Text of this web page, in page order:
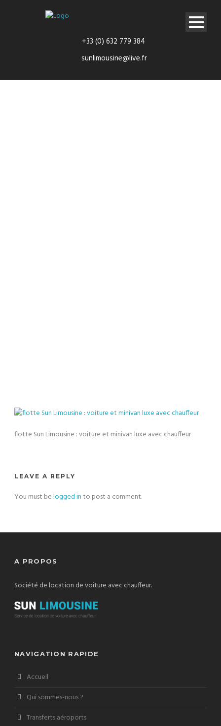
+33 (0) 632 779 384
sunlimousine@live.fr
flotte Sun Limousine : voiture et minivan luxe avec chauffeur
LEAVE A REPLY
You must belogged into post a comment.
A PROPOS
Société de location de voiture avec chauffeur.
NAVIGATION RAPIDE
Accueil
Qui sommes-nous ?
Transferts aéroports